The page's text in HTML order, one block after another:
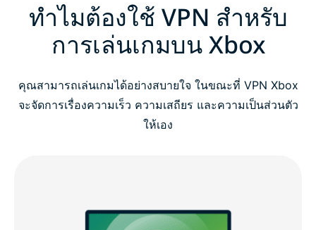
ทำไมต้องใช้ VPN สำหรับ
การเล่นเกมบน Xbox
คุณสามารถเล่นเกมได้อย่างสบายใจ ในขณะที่ VPN Xbox
จะจัดการเรื่องความเร็ว ความเสถียร และความเป็นส่วนตัว
ให้เอง